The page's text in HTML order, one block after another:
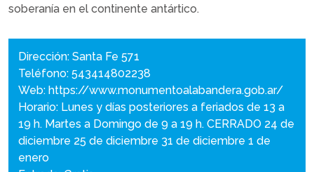
soberanía en el continente antártico.
Dirección: Santa Fe 571
Teléfono: 543414802238
Web: https://www.monumentoalabandera.gob.ar/
Horario: Lunes y días posteriores a feriados de 13 a
19 h. Martes a Domingo de 9 a 19 h. CERRADO 24 de
diciembre 25 de diciembre 31 de diciembre 1 de
enero